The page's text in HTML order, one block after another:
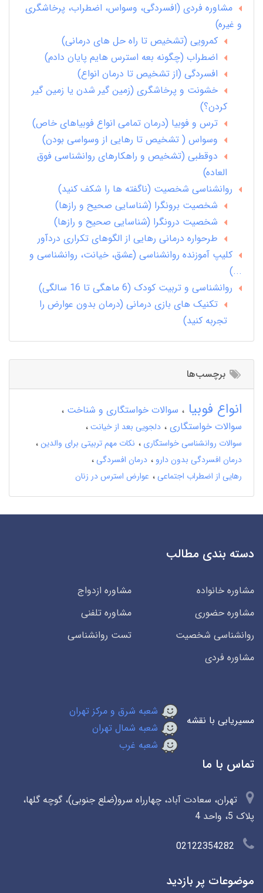
مشاوره فردی (افسردگی، وسواس، اضطراب، پرخاشگری
و غیره)
کمرویی (تشخیص تا راه حل های درمانی)
اضطراب (چگونه بعه استرس هایم پایان دادم)
افسردگی (از تشخیص تا درمان انواع)
خشونت و پرخاشگری (زمین گیر شدن یا زمین گیر
کردن؟)
ترس و فوبیا (درمان تمامی انواع فوبیاهای خاص)
وسواس ( تشخیص تا رهایی از وسواسی بودن)
دوقطبی (تشخیص و راهکارهای روانشناسی فوق
العاده)
روانشناسی شخصیت (ناگفته ها را شکف کنید)
شخصیت برونگرا (شناسایی صحیح و رازها)
شخصیت درونگرا (شناسایی صحیح و رازها)
طرحواره درمانی رهایی از الگوهای تکراری دردآور
کلیپ آموزنده روانشناسی (عشق، خیانت، روانشناسی و
...)
روانشناسی و تربیت کودک (6 ماهگی تا 16 سالگی)
تکنیک های بازی درمانی (درمان بدون عوارض را
تجربه کنید)
برچسب‌ها
انواع فوبیا
سوالات خواستگاری و شناخت
سوالات خواستگاری
دلجویی بعد از خیانت
سوالات روانشناسی خواستگاری
نکات مهم تربیتی برای والدین
درمان افسردگی بدون دارو
درمان افسردگی
رهایی از اضطراب اجتماعی
عوارض استرس در زنان
دسته بندی مطالب
مشاوره خانواده
مشاوره ازدواج
مشاوره حضوری
مشاوره تلفنی
روانشناسی شخصیت
تست روانشناسی
مشاوره فردی
مسیریابی با نقشه
شعبه شرق و مرکز تهران
شعبه شمال تهران
شعبه غرب
تماس با ما
تهران، سعادت آباد، چهارراه سرو(ضلع جنوبی)، گوچه گلها،
پلاک 5، واحد 4
02122354282
موضوعات پر بازدید